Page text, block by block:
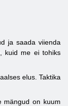
ja saada viienda
kuid me ei tohiks
elus. Taktika
mängud on kuum